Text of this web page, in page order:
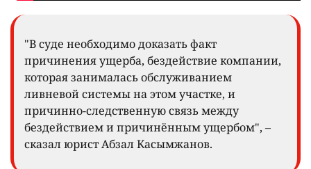
"В суде необходимо доказать факт
причинения ущерба, бездействие компании,
которая занималась обслуживанием
ливневой системы на этом участке, и
причинно-следственную связь между
бездействием и причинённым ущербом", –
сказал юрист Абзал Касымжанов.